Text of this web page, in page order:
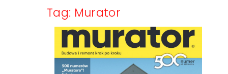
Tag: Murator